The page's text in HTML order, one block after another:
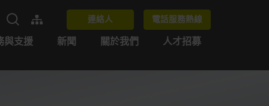
連絡人 電話服務熱線
與支援 新聞 關於我們 人才招募